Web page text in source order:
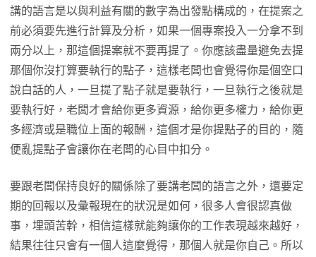
講的語言是以與利益有關的數字為出發點構成的，在提案之
前必須要先進行計算及分析，如果一個專案投入一分拿不到
兩分以上，那這個提案就不要再提了。你應該盡量避免去提
那個你沒打算要執行的點子，這樣老闆也會覺得你是個空口
說白話的人，一旦提了點子就是要執行，一旦執行之後就是
要執行好，老闆才會給你更多資源，給你更多權力，給你更
多經濟或是職位上面的報酬，這個才是你提點子的目的，隨
便亂提點子會讓你在老闆的心目中扣分。
要跟老闆保持良好的關係除了要講老闆的語言之外，還要定
期的回報以及彙報現在的狀況是如何，很多人會很認真做
事，埋頭苦幹，相信這樣就能夠讓你的工作表現越來越好，
結果往往只會有一個人這麼覺得，那個人就是你自己。所以